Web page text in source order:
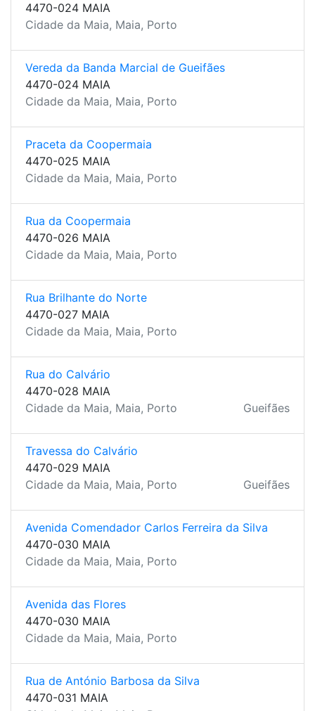
4470-024 MAIA
Cidade da Maia, Maia, Porto
Vereda da Banda Marcial de Gueifães
4470-024 MAIA
Cidade da Maia, Maia, Porto
Praceta da Coopermaia
4470-025 MAIA
Cidade da Maia, Maia, Porto
Rua da Coopermaia
4470-026 MAIA
Cidade da Maia, Maia, Porto
Rua Brilhante do Norte
4470-027 MAIA
Cidade da Maia, Maia, Porto
Rua do Calvário
4470-028 MAIA
Cidade da Maia, Maia, Porto
Gueifães
Travessa do Calvário
4470-029 MAIA
Cidade da Maia, Maia, Porto
Gueifães
Avenida Comendador Carlos Ferreira da Silva
4470-030 MAIA
Cidade da Maia, Maia, Porto
Avenida das Flores
4470-030 MAIA
Cidade da Maia, Maia, Porto
Rua de António Barbosa da Silva
4470-031 MAIA